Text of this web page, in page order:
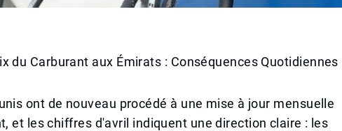
du Carburant aux Émirats : Conséquences Quotidiennes
ont de nouveau procédé à une mise à jour mensuelle
et les chiffres d'avril indiquent une direction claire : les